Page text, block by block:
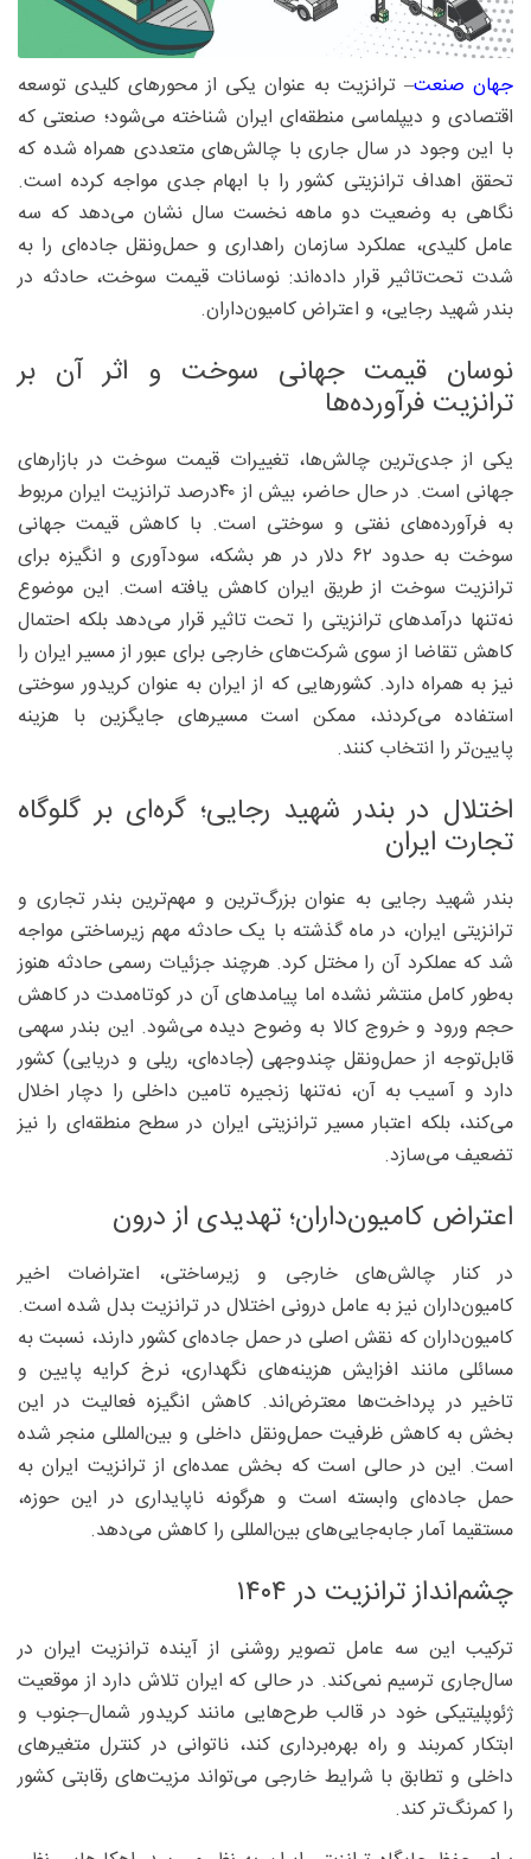
جهان صنعت– ترانزیت به عنوان یکی از محورهای کلیدی توسعه
اقتصادی و دیپلماسی منطقه‌ای ایران شناخته می‌شود؛ صنعتی که
با این وجود در سال جاری با چالش‌های متعددی همراه شده که
تحقق اهداف ترانزیتی کشور را با ابهام جدی مواجه کرده است.
نگاهی به وضعیت دو ماهه نخست سال نشان می‌دهد که سه
عامل کلیدی، عملکرد سازمان راهداری و حمل‌ونقل جاده‌ای را به
شدت تحت‌تاثیر قرار داده‌اند: نوسانات قیمت سوخت، حادثه در
بندر شهید رجایی، و اعتراض کامیون‌داران.
نوسان قیمت جهانی سوخت و اثر آن بر
ترانزیت فرآورده‌ها
یکی از جدی‌ترین چالش‌ها، تغییرات قیمت سوخت در بازارهای
جهانی است. در حال حاضر، بیش از ۴۰‌درصد ترانزیت ایران مربوط
به فرآورده‌های نفتی و سوختی است. با کاهش قیمت جهانی
سوخت به حدود ۶۲ دلار در هر بشکه، سودآوری و انگیزه برای
ترانزیت سوخت از طریق ایران کاهش یافته است. این موضوع
نه‌تنها درآمدهای ترانزیتی را تحت تاثیر قرار می‌دهد بلکه احتمال
کاهش تقاضا از سوی شرکت‌های خارجی برای عبور از مسیر ایران را
نیز به همراه دارد. کشورهایی که از ایران به عنوان کریدور سوختی
استفاده می‌کردند، ممکن است مسیرهای جایگزین با هزینه
پایین‌تر را انتخاب کنند.
اختلال در بندر شهید رجایی؛ گره‌ای بر گلوگاه
تجارت ایران
بندر شهید رجایی به عنوان بزرگ‌ترین و مهم‌ترین بندر تجاری و
ترانزیتی ایران، در ماه گذشته با یک حادثه مهم زیرساختی مواجه
شد که عملکرد آن را مختل کرد. هرچند جزئیات رسمی حادثه هنوز
به‌طور کامل منتشر نشده اما پیامدهای آن در کوتاه‌مدت در کاهش
حجم ورود و خروج کالا به وضوح دیده می‌شود. این بندر سهمی
قابل‌توجه از حمل‌ونقل چندوجهی (جاده‌ای، ریلی و دریایی) کشور
دارد و آسیب به آن، نه‌تنها زنجیره تامین داخلی را دچار اخلال
می‌کند، بلکه اعتبار مسیر ترانزیتی ایران در سطح منطقه‌ای را نیز
تضعیف می‌سازد.
اعتراض کامیون‌داران؛ تهدیدی از درون
در کنار چالش‌های خارجی و زیرساختی، اعتراضات اخیر
کامیون‌داران نیز به عامل درونی اختلال در ترانزیت بدل شده است.
کامیون‌داران که نقش اصلی در حمل جاده‌ای کشور دارند، نسبت به
مسائلی مانند افزایش هزینه‌های نگهداری، نرخ کرایه پایین و
تاخیر در پرداخت‌ها معترض‌اند. کاهش انگیزه فعالیت در این
بخش به کاهش ظرفیت حمل‌ونقل داخلی و بین‌المللی منجر شده
است. این در حالی است که بخش عمده‌ای از ترانزیت ایران به
حمل جاده‌ای وابسته است و هرگونه ناپایداری در این حوزه،
مستقیما آمار جابه‌جایی‌های بین‌المللی را کاهش می‌دهد.
چشم‌انداز ترانزیت در ۱۴۰۴
ترکیب این سه عامل تصویر روشنی از آینده ترانزیت ایران در
سال‌جاری ترسیم نمی‌کند. در حالی که ایران تلاش دارد از موقعیت
ژئوپلیتیکی خود در قالب طرح‌هایی مانند کریدور شمال–جنوب و
ابتکار کمربند و راه بهره‌برداری کند، ناتوانی در کنترل متغیرهای
داخلی و تطابق با شرایط خارجی می‌تواند مزیت‌های رقابتی کشور
را کمرنگ‌تر کند.